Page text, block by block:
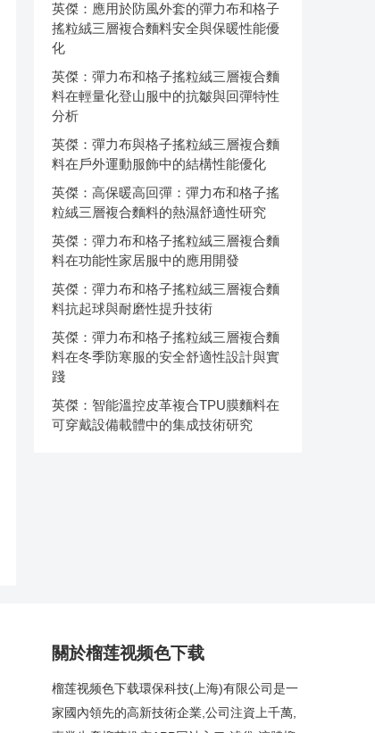
英傑：應用於防風外套的彈力布和格子
搖粒絨三層複合麵料安全與保暖性能優
化
英傑：彈力布和格子搖粒絨三層複合麵
料在輕量化登山服中的抗皺與回彈特性
分析
英傑：彈力布與格子搖粒絨三層複合麵
料在戶外運動服飾中的結構性能優化
英傑：高保暖高回彈：彈力布和格子搖
粒絨三層複合麵料的熱濕舒適性研究
英傑：彈力布和格子搖粒絨三層複合麵
料在功能性家居服中的應用開發
英傑：彈力布和格子搖粒絨三層複合麵
料抗起球與耐磨性提升技術
英傑：彈力布和格子搖粒絨三層複合麵
料在冬季防寒服的安全舒適性設計與實
踐
英傑：智能溫控皮革複合TPU膜麵料在
可穿戴設備載體中的集成技術研究
關於榴莲视频色下载
榴莲视频色下载環保科技(上海)有限公司是一
家國內領先的高新技術企業,公司注資上千萬,